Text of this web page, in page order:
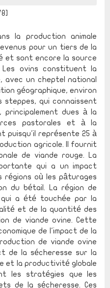
la production animale
pour un tiers de la
et sont encore la source
ovins constituent la
avec un cheptel national
géographique, environ
steppes, qui connaissent
dues à la
pastorales et à la
puisqu'il représente 25 à
agricole. Il fournit
de viande rouge. La
qui a un impact
où les pâturages
du bétail. La région de
qui a été touchée par la
et de la quantité des
de viande ovine. Cette
de l'impact de la
de viande ovine
de la sécheresse sur la
et la productivité globale
les stratégies que les
de la sécheresse. Ces